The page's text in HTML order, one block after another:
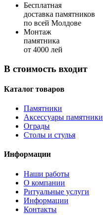
Бесплатная
доставка памятников
по всей Молдове
Монтаж
памятника
от 4000 лей
В стоимость входит
Каталог товаров
Памятники
Аксессуары памятники
Ограды
Столы и стулья
Информации
Наши работы
О компании
Ритуальные услуги
Информации
Контакты